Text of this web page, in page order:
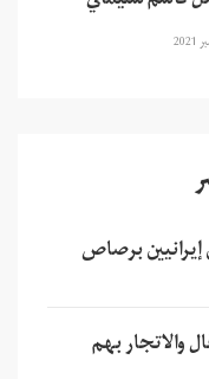
برصاص
والاتجار بهم